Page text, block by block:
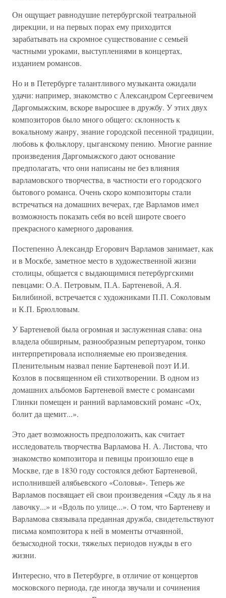
Он ощущает равнодушие петербургской театральной
дирекции, и на первых порах ему приходится
зарабатывать на скромное существование с семьей
частными уроками, выступлениями в концертах,
изданием романсов.
Но и в Петербурге талантливого музыканта ожидали
удачи: например, знакомство с Александром Сергеевичем
Даргомыжским, вскоре выросшее в дружбу. У этих двух
композиторов было много общего: склонность к
вокальному жанру, знание городской песенной традиции,
любовь к фольклору, цыганскому пению. Многие ранние
произведения Даргомыжского дают основание
предполагать, что они написаны не без влияния
варламовского творчества, в частности его городского
бытового романса. Очень скоро композиторы стали
встречаться на домашних вечерах, где Варламов имел
возможность показать себя во всей широте своего
прекрасного камерного дарования.
Постепенно Александр Егорович Варламов занимает, как
и в Москбе, заметное место в художественной жизни
столицы, общается с выдающимися петербургскими
певцами: О.А. Петровым, П.А. Бартеневой, А.Я.
Билибиной, встречается с художниками П.П. Соколовым
и К.П. Брюлловым.
У Бартеневой была огромная и заслуженная слава: она
владела обширным, разнообразным репертуаром, тонко
интерпретировала исполняемые ею произведения.
Пленительным назвал пение Бартеневой поэт И.И.
Козлов в посвященном ей стихотворении. В одном из
домашних альбомов Бартеневой вместе с романсами
Глинки помещен и ранний варламовский романс «Ох,
болит да щемит...».
Это дает возможность предположить, как считает
исследователь творчества Варламова Н. А. Листова, что
знакомство композитора и певицы произошло еще в
Москве, где в 1830 году состоялся дебют Бартеневой,
исполнившей алябьевского «Соловья». Теперь же
Варламов посвящает ей свои произведения «Сяду ль я на
лавочку...» и «Вдоль по улице...». О том, что Бартеневу и
Варламова связывала преданная дружба, свидетельствуют
письма композитора к ней в моменты отчаянной,
безысходной тоски, тяжелых периодов нужды в его
жизни.
Интересно, что в Петербурге, в отличие от концертов
московского периода, где иногда звучали и сочинения